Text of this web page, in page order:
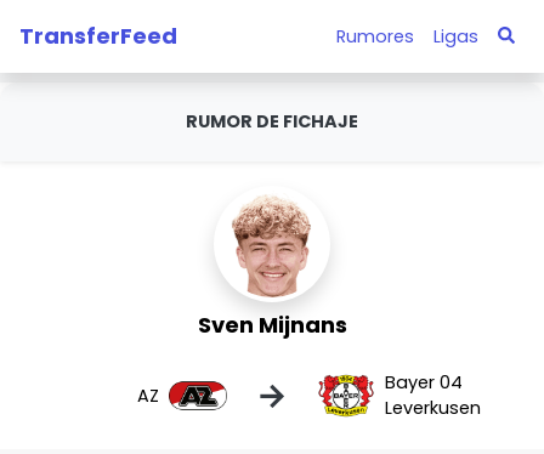
TransferFeed Rumores Ligas
RUMOR DE FICHAJE
Sven Mijnans
AZ →
Bayer 04
Leverkusen